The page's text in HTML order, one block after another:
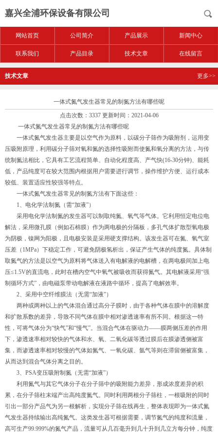
嘉兴全浦环保设备有限公司
网站首页 公司简介 产品展示 新闻中心
联系我们 产品目录 技术文章 在线留言
技术文章 更多>>
一体式氮气发生器常见的制氮方法有哪些呢
点击次数：3337 更新时间：2021-04-06
一体式氮气发生器常见的制氮方法有哪些呢
一体式氮气发生器主要是以空气作为原料，以碳分子筛作为吸附剂，运用变
压吸附原理，利用碳分子筛对氧和氮的选择性吸附而使氮和氧分离的方法，与传
统制氮法相比，它具有工艺流程简单、自动化程度高、产气快(16-30分钟)、能耗
低，产品纯度可在较大范围内根据用户需要进行调节，操作维护方便、运行成本
较低、装置适应性较强等特点。
一体式氮气发生器常见的制氮方法有下面这些：
1、电化学法制氮（需“加液”）
采用电化学法制氮的发生器可以制取纯氮、氧气等气体。它利用恒定电位电
解法，采用微孔膜（例如石棉膜）作为两电极的分隔板，多孔气体扩散型氧电极
为阴极，镍网为阳极，且电极安装是采用硬支撑结构。该发生器可在氮、氧气室
压差（1MPa）下稳定工作，可避免阴极氢析出，保证产生气体的纯度氮。具体制
取氮气的方法是以空气为原料将气体送入有电解液的电解槽，在两电极间加上电
压≤1.5V的直流电，此时在槽内空气中氧气被吸收而获得氮气。其电解液采用“强
制循环方式”，由电磁泵带动电解液在液路中循环，提高了电解效率。
2、采用中空纤维膜法（无需“加液”）
两种或两种以上的气体混合通过高分子膜时，由于各种气体在膜中的溶解度
和扩散系数的差异，导致不同气体在膜中相对渗透速率有所不同。根据这一特
性，可将气体分为“快气”和“慢气”。当混合气体在驱动力——膜两侧压差的作用
下，渗透速率相对较快的气体和水、氧、二氧化碳等透过膜后在膜渗透侧被富
集，而渗透速率相对较慢的气体如氮气、一氧化碳、氩气等则在滞留侧被富集，
从而达到混合气体分离之目的。
3、PSA变压吸附制氮（无需“加液”）
利用氮气与其它气体分子在分子筛中的吸附能力差异，形成浓度差异的积
累，在分子筛柱末端产出高纯度氮气。同时利用两根分子筛柱，一根吸附的同时
引出一部分产品气为另一根解析，实现分子筛在线再生，整体表现即为一体式氮
气发生器持续输出高纯氮气。这类发生器可根据需要，调节氮气的纯度和流量，
高可生产99.999%的氮气产品，流量可从几百毫升到几十升到几立方每分钟，纯度